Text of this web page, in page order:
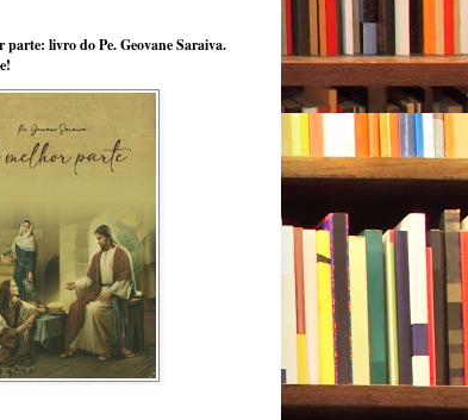
parte: livro do Pe. Geovane Saraiva.